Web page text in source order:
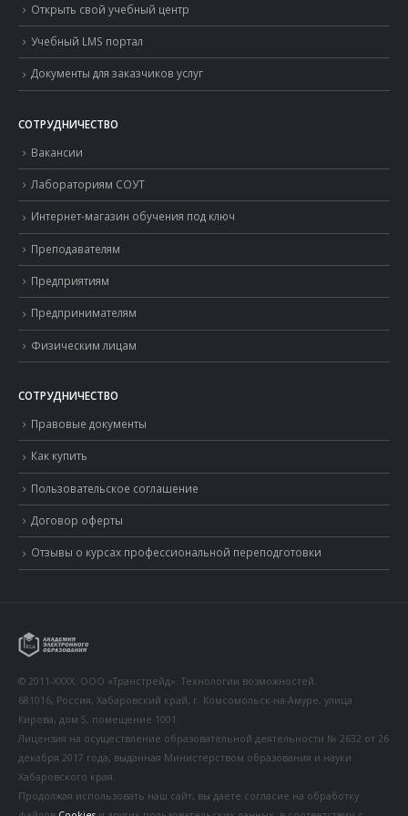
Открыть свой учебный центр
Учебный LMS портал
Документы для заказчиков услуг
СОТРУДНИЧЕСТВО
Вакансии
Лабораториям СОУТ
Интернет-магазин обучения под ключ
Преподавателям
Предприятиям
Предпринимателям
Физическим лицам
СОТРУДНИЧЕСТВО
Правовые документы
Как купить
Пользовательское соглашение
Договор оферты
Отзывы о курсах профессиональной переподготовки
© 2011-XXXX. ООО «Транстрейд». Технологии возможностей.
681016, Россия, Хабаровский край, г. Комсомольск-на-Амуре, улица
Кирова, дом 5, помещение 1001.
Лицензия на осуществление образовательной деятельности № 2632 от 26
декабря 2017 года, выданная Министерством образования и науки
Хабаровского края.
Продолжая использовать наш сайт, вы даете согласие на обработку